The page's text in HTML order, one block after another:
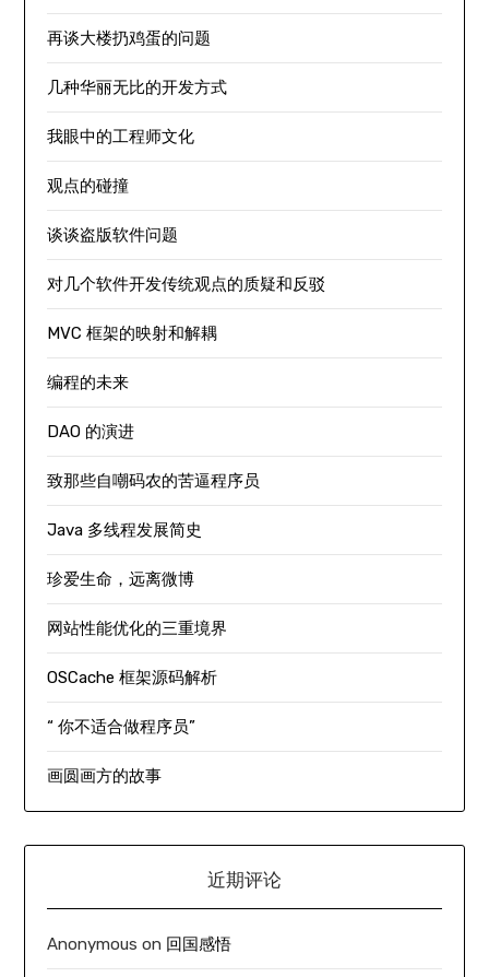
再谈大楼扔鸡蛋的问题
几种华丽无比的开发方式
我眼中的工程师文化
观点的碰撞
谈谈盗版软件问题
对几个软件开发传统观点的质疑和反驳
MVC 框架的映射和解耦
编程的未来
DAO 的演进
致那些自嘲码农的苦逼程序员
Java 多线程发展简史
珍爱生命，远离微博
网站性能优化的三重境界
OSCache 框架源码解析
“ 你不适合做程序员”
画圆画方的故事
近期评论
Anonymous on 回国感悟